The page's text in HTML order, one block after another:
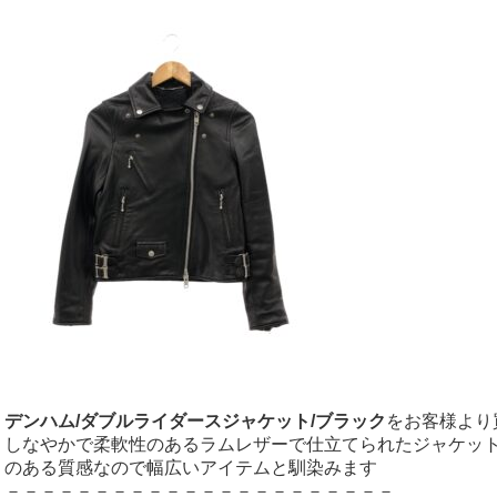
デンハム/ダブルライダースジャケット/ブラック をお客様よ
しなやかで柔軟性のあるラムレザーで仕立てられたジャケッ
のある質感なので幅広いアイテムと馴染みます
－－－－－－－－－－－－－－－－－－－－－－